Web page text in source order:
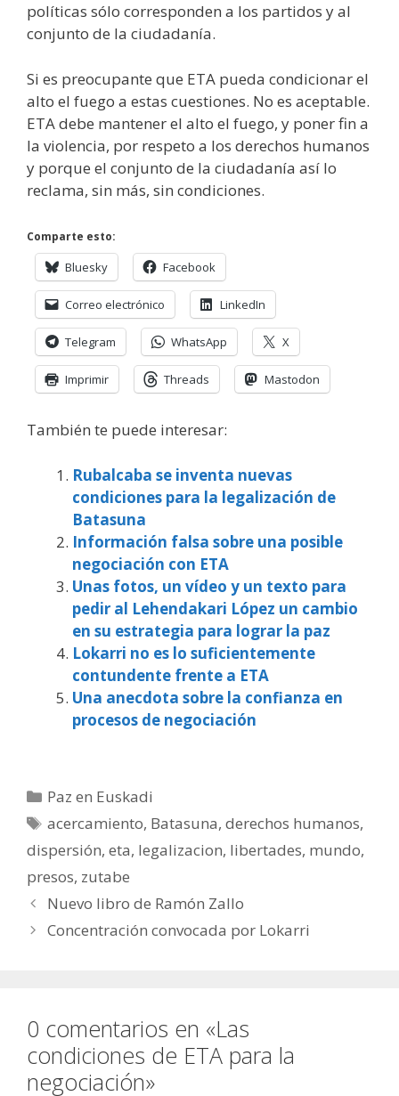
políticas sólo corresponden a los partidos y al
conjunto de la ciudadanía.
Si es preocupante que ETA pueda condicionar el
alto el fuego a estas cuestiones. No es aceptable.
ETA debe mantener el alto el fuego, y poner fin a
la violencia, por respeto a los derechos humanos
y porque el conjunto de la ciudadanía así lo
reclama, sin más, sin condiciones.
Comparte esto:
Bluesky Facebook
Correo electrónico LinkedIn
Telegram WhatsApp X
Imprimir Threads Mastodon
También te puede interesar:
Rubalcaba se inventa nuevas
condiciones para la legalización de
Batasuna
Información falsa sobre una posible
negociación con ETA
Unas fotos, un vídeo y un texto para
pedir al Lehendakari López un cambio
en su estrategia para lograr la paz
Lokarri no es lo suficientemente
contundente frente a ETA
Una anecdota sobre la confianza en
procesos de negociación
Categorías
Paz en Euskadi
Etiquetas
acercamiento, Batasuna,derechos humanos,
dispersión, eta, legalizacion, libertades, mundo,
presos, zutabe
Nuevo libro de Ramón Zallo
Concentración convocada por Lokarri
0 comentarios en «Las
condiciones de ETA para la
negociación»